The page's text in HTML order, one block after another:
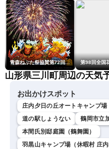
／山口剛央〉
青森ねぶた祭協賛第72回青森花火大会
山形県三川町周辺の天気
お出かけスポット
庄内夕日の丘オートキャンプ場
道の駅しょうない
鶴岡市立
本間氏別邸庭園（鶴舞園）
羽黒山キャンプ場（休暇村 庄内